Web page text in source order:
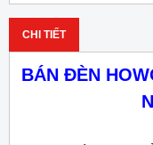
CHI TIẾT
BÁN ĐÈN